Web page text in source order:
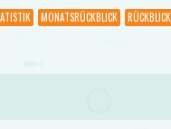
MONATSRÜCKBLICK RÜCKBLICK